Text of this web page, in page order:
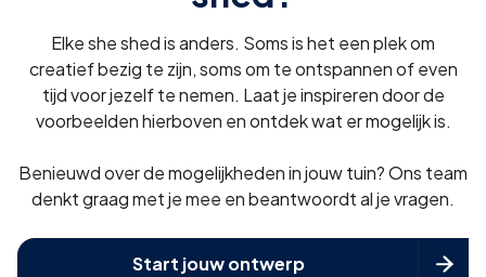
Elke she shed is anders. Soms is het een plek om
creatief bezig te zijn, soms om te ontspannen of even
tijd voor jezelf te nemen. Laat je inspireren door de
voorbeelden hierboven en ontdek wat er mogelijk is.
Benieuwd over de mogelijkheden in jouw tuin? Ons team
denkt graag met je mee en beantwoordt al je vragen.
Start jouw ontwerp 